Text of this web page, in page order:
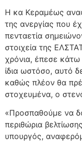
Η κα Κεραμέως
της ανεργίας που
πενταετία
στοιχεία της
χρόνια, έπεσε
ίδια ωστόσο, αυτό
καθώς πλέον θα
στοχευμένα, ο
«Προσπαθούμε να
περιθώρια
υπουργός,